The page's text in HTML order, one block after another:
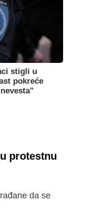
stigli u
pokreće
protestnu
da se